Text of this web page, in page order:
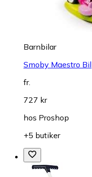
Barnbilar
Smoby Maestro Bil
fr.
727 kr
hos Proshop
+5 butiker